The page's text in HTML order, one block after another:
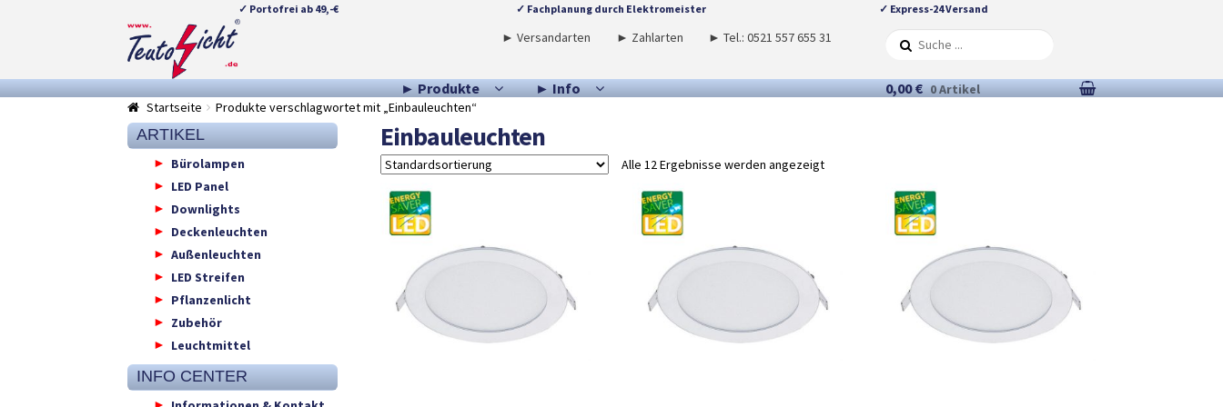
✓ Portofrei ab 49,-€ ✓ Fachplanung durch Elektromeister ✓ Express-24 Versand
Zur
Navigation
springen
Springe
zum
► Versandarten ► Zahlarten ► Tel.: 0521 557 655 31
► Produkte ► Info 0,00 € 0 Artikel
Startseite
Produkte verschlagwortet mit „Einbauleuchten“
Einbauleuchten
Alle 12 Ergebnisse werden angezeigt
ARTIKEL
Bürolampen
LED Panel
Downlights
Deckenleuchten
Außenleuchten
LED Streifen
Pflanzenlicht
Zubehör
Leuchtmittel
INFO CENTER